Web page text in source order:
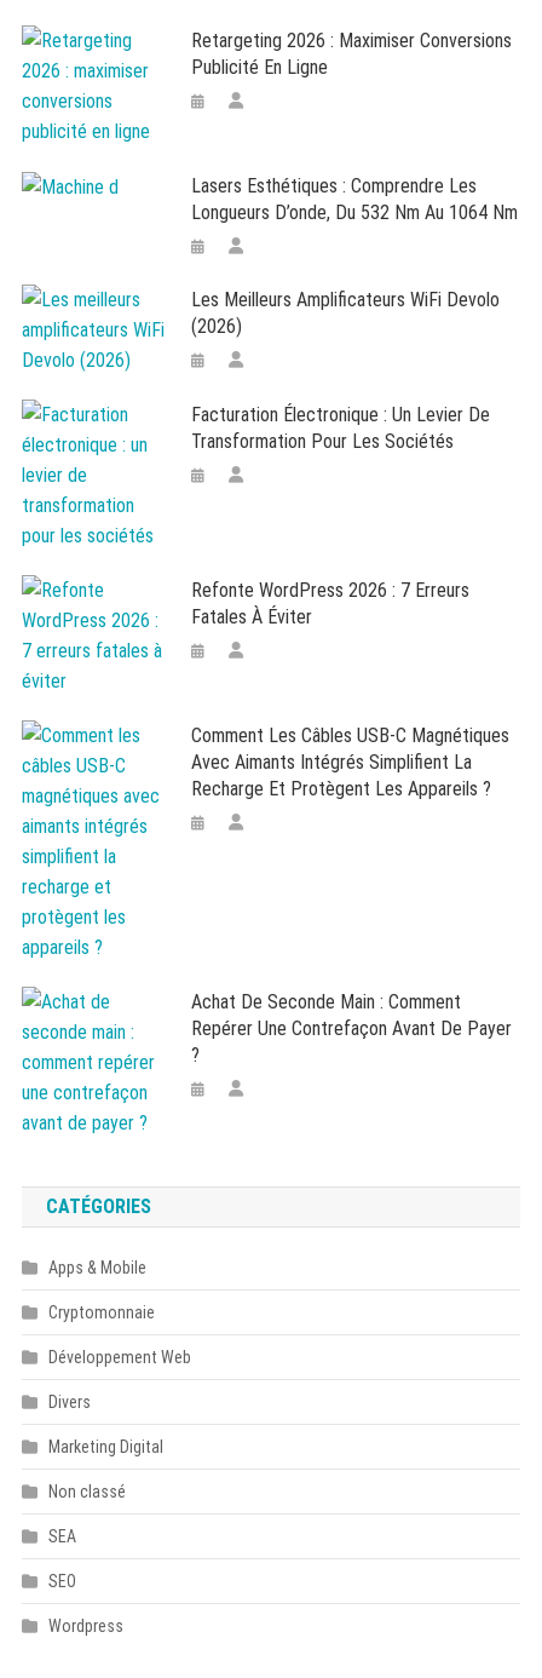
Retargeting 2026 : Maximiser Conversions
Publicité En Ligne
Lasers Esthétiques : Comprendre Les
Longueurs D’onde, Du 532 Nm Au 1064 Nm
Les Meilleurs Amplificateurs WiFi Devolo
(2026)
Facturation Électronique : Un Levier De
Transformation Pour Les Sociétés
Refonte WordPress 2026 : 7 Erreurs
Fatales À Éviter
Comment Les Câbles USB-C Magnétiques
Avec Aimants Intégrés Simplifient La
Recharge Et Protègent Les Appareils ?
Achat De Seconde Main : Comment
Repérer Une Contrefaçon Avant De Payer
?
CATÉGORIES
Apps & Mobile
Cryptomonnaie
Développement Web
Divers
Marketing Digital
Non classé
SEA
SEO
Wordpress